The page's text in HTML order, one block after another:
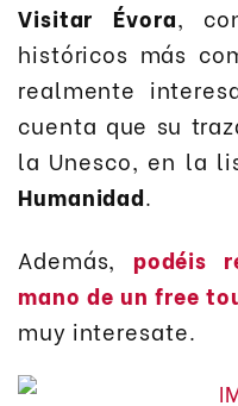
Visitar Évora,
históricos más
realmente
cuenta que su
la Unesco, en la
Humanidad.
Además, podéis
mano de un free
muy interesate.